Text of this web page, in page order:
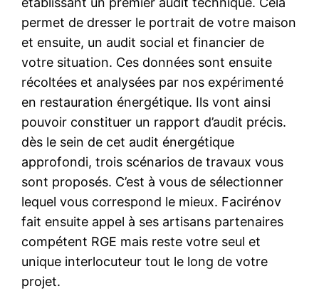
permet de dresser le portrait de votre maison
et ensuite, un audit social et financier de
votre situation. Ces données sont ensuite
récoltées et analysées par nos expérimenté
en restauration énergétique. Ils vont ainsi
pouvoir constituer un rapport d’audit précis.
dès le sein de cet audit énergétique
approfondi, trois scénarios de travaux vous
sont proposés. C’est à vous de sélectionner
lequel vous correspond le mieux. Facirénov
fait ensuite appel à ses artisans partenaires
compétent RGE mais reste votre seul et
unique interlocuteur tout le long de votre
projet.